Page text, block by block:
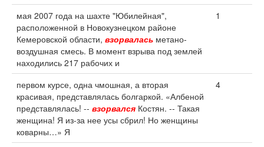
мая 2007 года на шахте "Юбилейная",
расположенной в Новокузнецком районе
Кемеровской области, взорвалась метано-
воздушная смесь. В момент взрыва под землей
находились 217 рабочих и
1
первом курсе, одна чмошная, а вторая
красивая, представлялась болгаркой. «Албеной
представлялась! -- взорвался Костян. -- Такая
женщина! Я из-за нее усы сбрил! Но женщины
коварны…» Я
4